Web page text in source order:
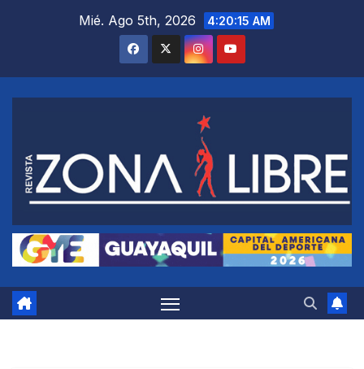
Mié. Ago 5th, 2026 4:20:16 AM